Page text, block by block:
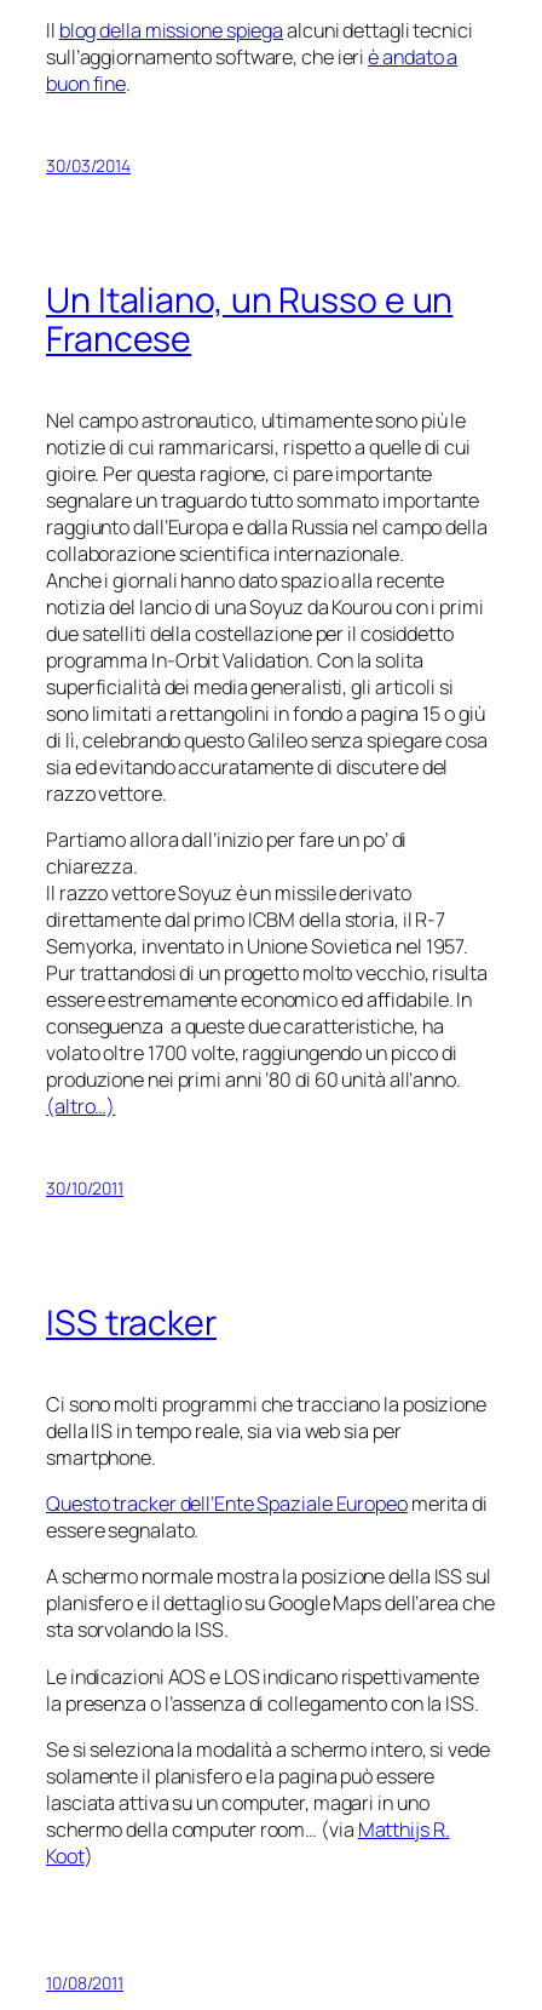
Il blog della missione spiegaalcuni dettagli tecnici
sull’aggiornamento software, che ieriè andato a
buon fine.
30/03/2014
Un Italiano, un Russo e un
Francese
Nel campo astronautico, ultimamente sono più le
notizie di cui rammaricarsi, rispetto a quelle di cui
gioire. Per questa ragione, ci pare importante
segnalare un traguardo tutto sommato importante
raggiunto dall’Europa e dalla Russia nel campo della
collaborazione scientifica internazionale.
Anche i giornali hanno dato spazio alla recente
notizia del lancio di una Soyuz da Kourou con i primi
due satelliti della costellazione per il cosiddetto
programma In-Orbit Validation. Con la solita
superficialità dei media generalisti, gli articoli si
sono limitati a rettangolini in fondo a pagina 15 o giù
di lì, celebrando questoGalileosenza spiegare cosa
sia ed evitando accuratamente di discutere del
razzo vettore.
Partiamo allora dall’inizio per fare un po’ di
chiarezza.
Il razzo vettore Soyuz è un missile derivato
direttamente dal primo ICBM della storia, il R-7
Semyorka, inventato in Unione Sovietica nel 1957.
Pur trattandosi di un progetto molto vecchio, risulta
essere estremamente economico ed affidabile. In
conseguenza a queste due caratteristiche, ha
volato oltre 1700 volte, raggiungendo un picco di
produzione nei primi anni ’80 di 60 unità all’anno.
(altro…)
30/10/2011
ISS tracker
Ci sono molti programmi che tracciano la posizione
della IIS in tempo reale, sia via web sia per
smartphone.
Questo tracker dell’Ente Spaziale Europeomerita di
essere segnalato.
A schermo normale mostra la posizione della ISS sul
planisfero e il dettaglio su Google Maps dell’area che
sta sorvolando la ISS.
Le indicazioni AOS e LOS indicano rispettivamente
la presenza o l’assenza di collegamento con la ISS.
Se si seleziona la modalità a schermo intero, si vede
solamente il planisfero e la pagina può essere
lasciata attiva su un computer, magari in uno
schermo della computer room… (via Matthijs R.
Koot)
10/08/2011